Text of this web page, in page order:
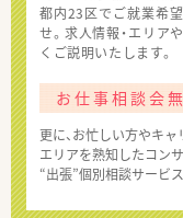
都内23区でご就業希
せ。求人情報・エリア
くご説明いたします。
お仕事相談会
更に、お忙しい方やキ
エリアを熟知したコン
“出張”個別相談サービ